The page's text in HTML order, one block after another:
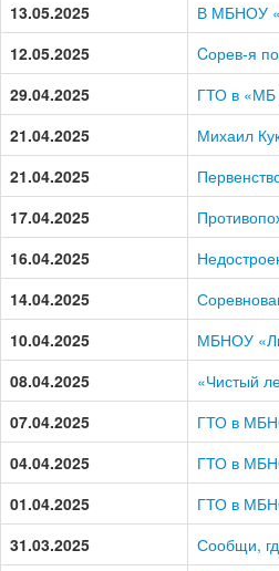
13.05.2025
В МБНОУ
12.05.2025
Cорев-я
29.04.2025
ГТО в
21.04.2025
Михаил
21.04.2025
17.04.2025
16.04.2025
14.04.2025
10.04.2025
МБНОУ
08.04.2025
«Чистый
07.04.2025
ГТО в
04.04.2025
ГТО в
01.04.2025
ГТО в
31.03.2025
Сообщи,